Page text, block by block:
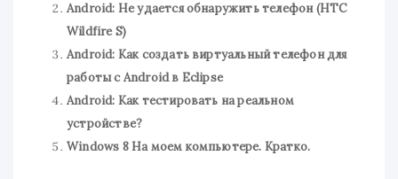
Android: Не удается обнаружить телефон (HTC
Wildfire S)
Android: Как создать виртуальный телефон для
работы с Android в Eclipse
Android: Как тестировать на реальном
устройстве?
Windows 8 На моем компьютере. Кратко.